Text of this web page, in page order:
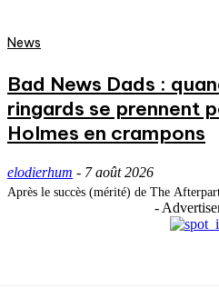
News
Bad News Dads :
ringards se prennent
Holmes en crampons
elodierhum - 7 août 2026
Après le succès (mérité) de The
-